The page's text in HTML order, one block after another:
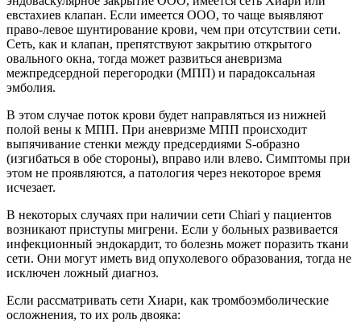
евстахиев клапан. Если имеется ООО, то чаще выявляют
право-левое шунтирование крови, чем при отсутствии сети.
Сеть, как и клапан, препятствуют закрытию открытого
овального окна, тогда может развиться аневризма
межпредсердной перегородки (МПП) и парадоксальная
эмболия.
В этом случае поток крови будет направляться из нижней
полой вены к МПП. При аневризме МПП происходит
выпячивание стенки между предсердиями S-образно
(изгибаться в обе стороны), вправо или влево. Симптомы при
этом не проявляются, а патология через некоторое время
исчезает.
В некоторых случаях при наличии сети Chiari у пациентов
возникают приступы мигрени. Если у больных развивается
инфекционный эндокардит, то болезнь может поразить ткани
сети. Они могут иметь вид опухолевого образования, тогда не
исключен ложный диагноз.
Если рассматривать сети Хиари, как тромбоэмболические
осложнения, то их роль двояка: